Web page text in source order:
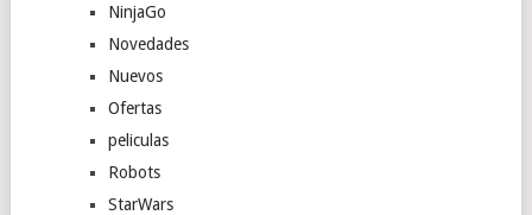
NinjaGo
Novedades
Nuevos
Ofertas
peliculas
Robots
StarWars